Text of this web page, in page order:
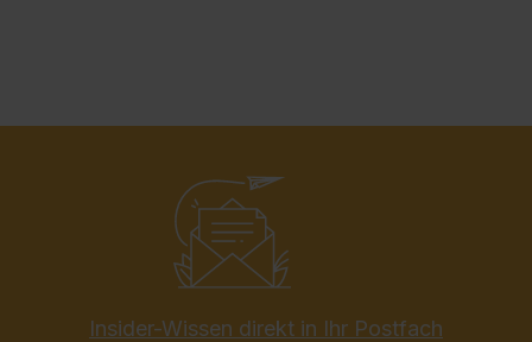
Insider-Wissen direkt in Ihr Postfach